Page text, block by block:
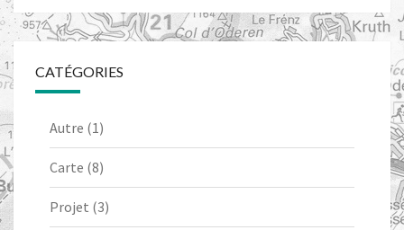
CATÉGORIES
Autre (1)
Carte (8)
Projet (3)